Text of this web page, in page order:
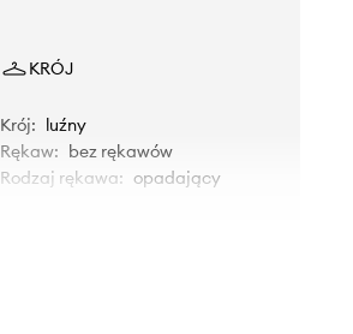
KRÓJ
Krój: luźny
Rękaw: bez rękawów
Rodzaj rękawa: opadający